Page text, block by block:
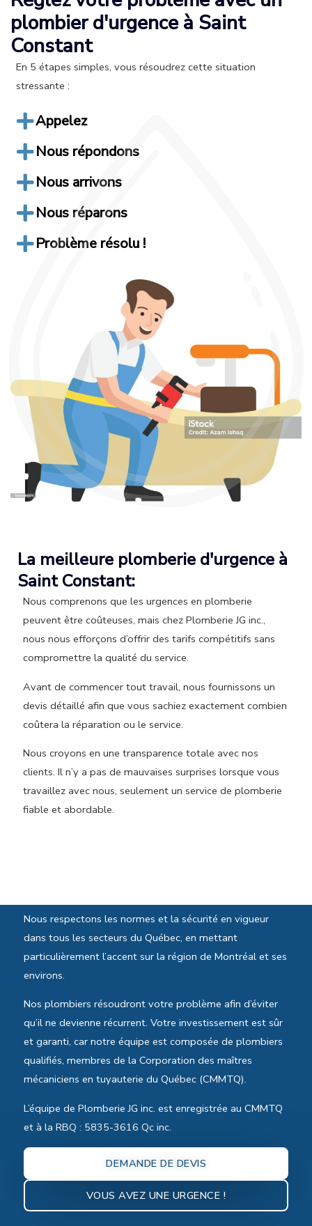
plombier d'urgence à Saint
Constant
En 5 étapes simples, vous résoudrez cette situation
stressante :
Appelez
Nous répondons
Nous arrivons
Nous réparons
Problème résolu !
La meilleure plomberie d'urgence à
Saint Constant:
Nous comprenons que les urgences en plomberie
peuvent être coûteuses, mais chez Plomberie JG inc.,
nous nous efforçons d’offrir des tarifs compétitifs sans
compromettre la qualité du service.
Avant de commencer tout travail, nous fournissons un
devis détaillé afin que vous sachiez exactement combien
coûtera la réparation ou le service.
Nous croyons en une transparence totale avec nos
clients. Il n’y a pas de mauvaises surprises lorsque vous
travaillez avec nous, seulement un service de plomberie
fiable et abordable.
Nous respectons les normes et la sécurité en vigueur
dans tous les secteurs du Québec, en mettant
particulièrement l’accent sur la région de Montréal et ses
environs.
Nos plombiers résoudront votre problème afin d’éviter
qu’il ne devienne récurrent. Votre investissement est sûr
et garanti, car notre équipe est composée de plombiers
qualifiés, membres de la Corporation des maîtres
mécaniciens en tuyauterie du Québec (CMMTQ).
L’équipe de Plomberie JG inc. est enregistrée au CMMTQ
et à la RBQ : 5835-3616 Qc inc.
DEMANDE DE DEVIS
VOUS AVEZ UNE URGENCE !